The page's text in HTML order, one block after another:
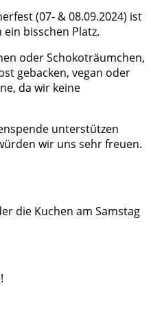
(07- & 08.09.2024) ist
bisschen Platz.
oder Schokoträumchen,
gebacken, vegan oder
da wir keine
unterstützen
wir uns sehr freuen.
die Kuchen am Samstag